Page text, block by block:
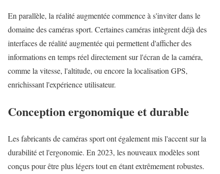
En parallèle, la réalité augmentée commence à s'inviter dans le
domaine des caméras sport. Certaines caméras intègrent déjà des
interfaces de réalité augmentée qui permettent d'afficher des
informations en temps réel directement sur l'écran de la caméra,
comme la vitesse, l'altitude, ou encore la localisation GPS,
enrichissant l'expérience utilisateur.
Conception ergonomique et durable
Les fabricants de caméras sport ont également mis l'accent sur la
durabilité et l'ergonomie. En 2023, les nouveaux modèles sont
conçus pour être plus légers tout en étant extrêmement robustes.